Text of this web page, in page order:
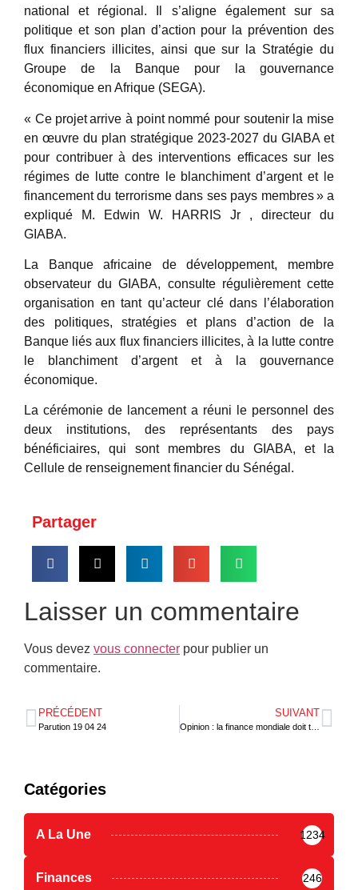
national et régional. Il s’aligne également sur sa
politique et son plan d’action pour la prévention des
flux financiers illicites, ainsi que sur la Stratégie du
Groupe de la Banque pour la gouvernance
économique en Afrique (SEGA).
« Ce projet arrive à point nommé pour soutenir la mise
en œuvre du plan stratégique 2023-2027 du GIABA et
pour contribuer à des interventions efficaces sur les
régimes de lutte contre le blanchiment d’argent et le
financement du terrorisme dans ses pays membres » a
expliqué M. Edwin W. HARRIS Jr , directeur du
GIABA.
La Banque africaine de développement, membre
observateur du GIABA, consulte régulièrement cette
organisation en tant qu’acteur clé dans l’élaboration
des politiques, stratégies et plans d’action de la
Banque liés aux flux financiers illicites, à la lutte contre
le blanchiment d’argent et à la gouvernance
économique.
La cérémonie de lancement a réuni le personnel des
deux institutions, des représentants des pays
bénéficiaires, qui sont membres du GIABA, et la
Cellule de renseignement financier du Sénégal.
Partager
Laisser un commentaire
Vous devez vous connecter pour publier un
commentaire.
PRÉCÉDENT
Parution 19 04 24
SUIVANT
Opinion : la finance mondiale doit traiter équitablement l’Afrique
Catégories
A La Une 1234
Finances 246